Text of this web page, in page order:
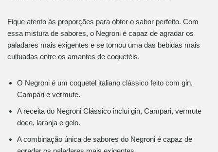
Fique atento às proporções para obter o sabor perfeito. Com
essa mistura de sabores, o Negroni é capaz de agradar os
paladares mais exigentes e se tornou uma das bebidas mais
cultuadas entre os amantes de coquetéis.
O Negroni é um coquetel italiano clássico feito com gin,
Campari e vermute.
A receita do Negroni Clássico inclui gin, Campari, vermute
doce, laranja e gelo.
A combinação única de sabores do Negroni é capaz de